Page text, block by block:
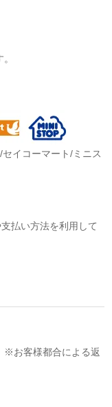
イコーマート/ミニス
払い方法を利用して
※お客様都合による返